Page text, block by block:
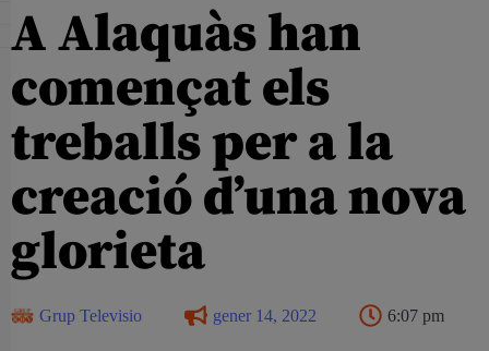
A Alaquàs han
començat els
treballs per a la
creació d’una nova
glorieta
Grup Televisio gener 14, 2022 6:07 pm